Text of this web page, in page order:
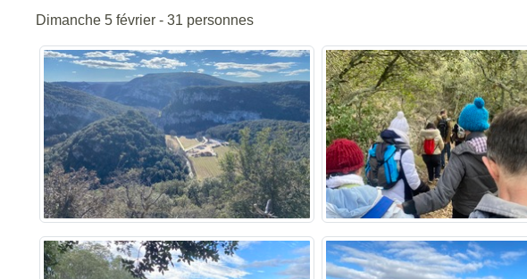
Dimanche 5 février - 31 personnes